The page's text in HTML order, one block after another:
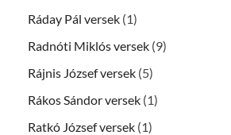
Ráday Pál versek (1)
Radnóti Miklós versek (9)
Rájnis József versek (5)
Rákos Sándor versek (1)
Ratkó József versek (1)